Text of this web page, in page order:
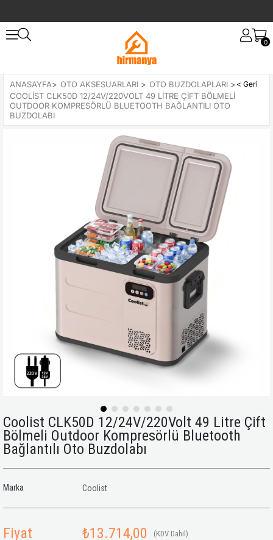
0
ANASAYFA> OTO AKSESUARLARI > OTO BUZDOLAPLARI >
COOLIST CLK50D 12/24V/220VOLT 49 LITRE ÇIFT BÖLMELI
OUTDOOR KOMPRESÖRLÜ BLUETOOTH BAĞLANTILI OTO
BUZDOLABI
Coolist CLK50D 12/24V/220Volt 49 Litre Çift
Bölmeli Outdoor Kompresörlü Bluetooth
Bağlantılı Oto Buzdolabı
Marka Coolist
Fiyat ₺13.714,00 (KDV Dahil)